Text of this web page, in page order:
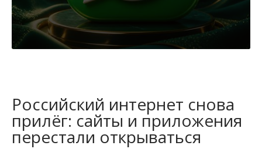
Российский интернет снова
прилёг: сайты и приложения
перестали открываться